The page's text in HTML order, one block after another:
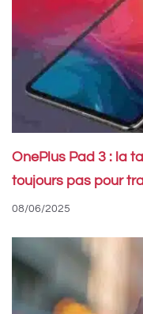
OnePlus Pad 3 : la
toujours pas pour
08/06/2025